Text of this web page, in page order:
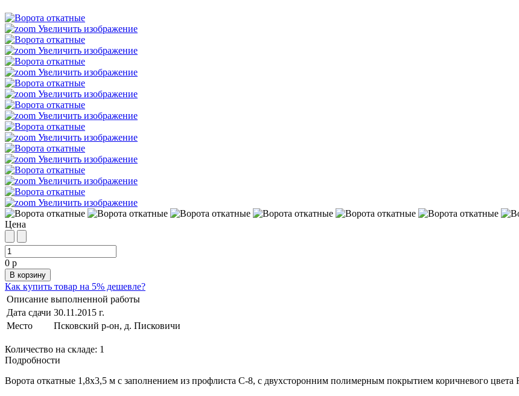
Увеличить изображение
Увеличить изображение
Увеличить изображение
Увеличить изображение
Увеличить изображение
Увеличить изображение
Увеличить изображение
Увеличить изображение
Увеличить изображение
Цена
0 р
Как купить товар на 5% дешевле?
Описание выполненной работы
Дата сдачи 30.11.2015 г.
Место
Псковский р-он, д. Писковичи
Количество на складе: 1
Подробности
Ворота откатные 1,8х3,5 м с заполнением из профлиста С-8, с двухсторонним полимерным покрытием коричневого